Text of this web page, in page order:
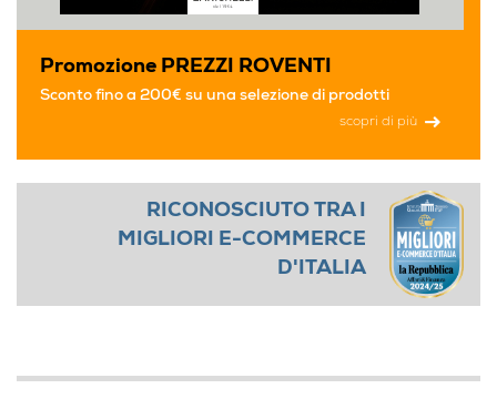
Promozione PREZZI ROVENTI
Sconto fino a 200€ su una selezione di prodotti
scopri di più
RICONOSCIUTO TRA I
MIGLIORI E-COMMERCE
D'ITALIA